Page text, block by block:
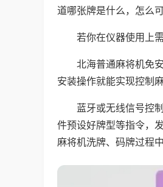
道哪张牌是什么，怎么
若你在仪器使用上
北海普通麻将机免
安装操作就能实现控制
蓝牙或无线信号控
件预设好牌型等指令，
麻将机洗牌、码牌过程